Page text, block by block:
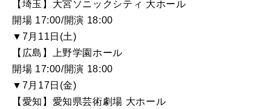
【埼玉】大宮ソニックシティ 大ホール
開場 17:00/開演 18:00
▼7月11日(土)
【広島】上野学園ホール
開場 17:00/開演 18:00
▼7月17日(金)
【愛知】愛知県芸術劇場 大ホール